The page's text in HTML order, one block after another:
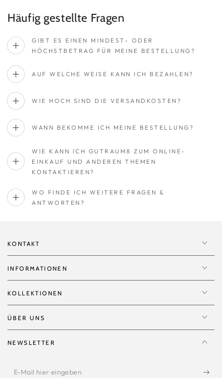
Häufig gestellte Fragen
GIBT ES EINEN MINDEST- ODER
HÖCHSTBETRAG FÜR MEINE BESTELLUNG?
AUF WELCHE WEISE KANN ICH BEZAHLEN?
WIE HOCH SIND DIE VERSANDKOSTEN?
WANN BEKOMME ICH MEINE BESTELLUNG?
WIE KANN ICH GUTRAUM8 ZUM ONLINE-
EINKAUF UND ANDEREN THEMEN
KONTAKTIEREN?
WO FINDE ICH WEITERE FRAGEN &
ANTWORTEN?
KONTAKT
INFORMATIONEN
KOLLEKTIONEN
ÜBER UNS
NEWSLETTER
E-